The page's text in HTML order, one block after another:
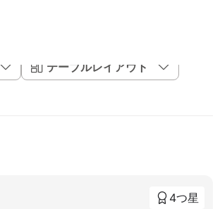
テーブルレイアウト
4つ星